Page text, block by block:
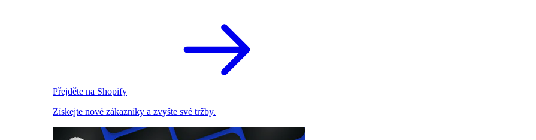
Přejděte na Shopify
Získejte nové zákazníky a zvyšte své tržby.